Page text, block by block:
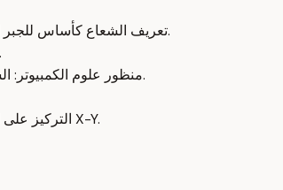
تعريف الشعاع كأساس للجبر الخطي من ثلاث وجهات نظر: الفيزياء، علوم الكمبيوتر، والرياضيات.
منظور الفيزياء: الشعاع سهم يمتد في الفراغ مع طول واتجاه ثابتين.
منظور علوم الكمبيوتر: الشعاع قائمة مرتبة من الأرقام تمثل بيانات مثل مساحة وسعر منزل.
التركيز على التعريف الهندسي للشعاع كسهم يبدأ من مركز الإحداثيات في نظام X-Y.